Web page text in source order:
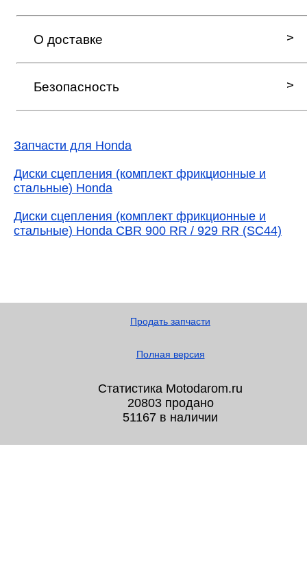
О доставке
Безопасность
Запчасти для Honda
Диски сцепления (комплект фрикционные и
стальные) Honda
Диски сцепления (комплект фрикционные и
стальные) Honda CBR 900 RR / 929 RR (SC44)
Продать запчасти
Полная версия
Статистика Motodarom.ru
20803 продано
51167 в наличии